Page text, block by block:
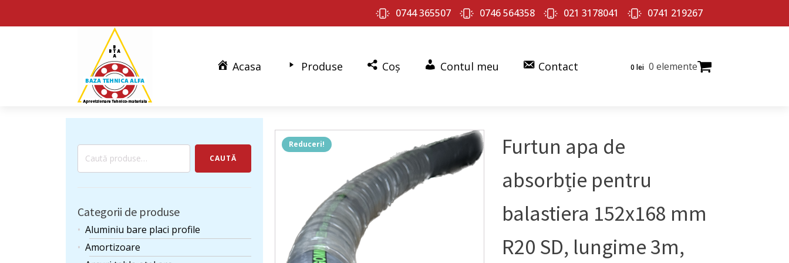
0744 365507 0746 564358 021 3178041 0741 219267
Acasa Produse Coș Contul meu Contact 0 lei 0 elemente
Caută
CAUTĂ
Categorii de produse
Aluminiu bare placi profile
Amortizoare
Reduceri!
Furtun apa de
absorbție pentru
balastiera 152x168 mm
R20 SD, lungime 3m,